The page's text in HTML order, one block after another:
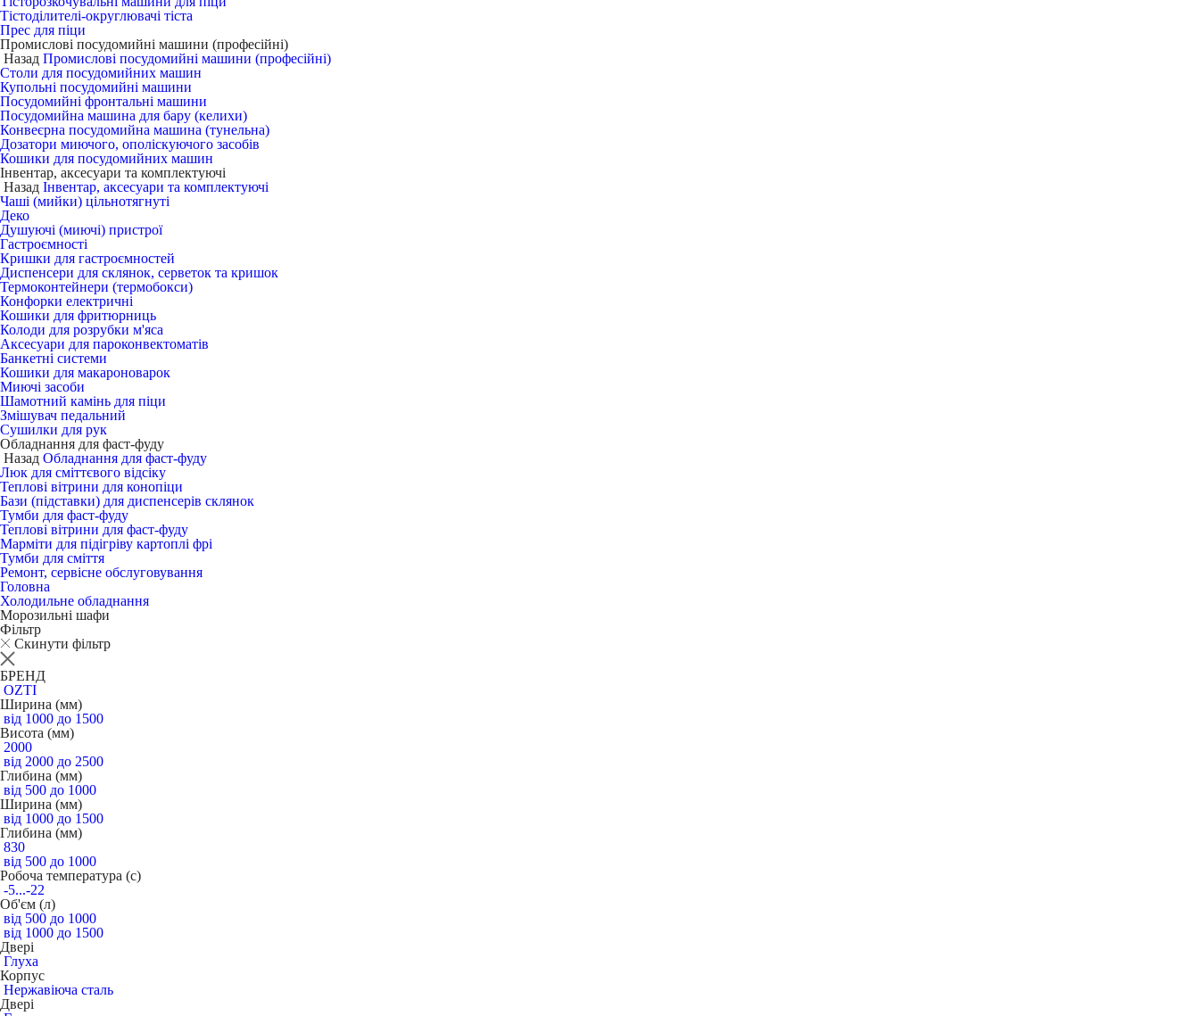
Тістоділителі-округлювачі тіста
Прес для піци
Промислові посудомийні машини (професійні)
Назад Промислові посудомийні машини (професійні)
Столи для посудомийних машин
Купольні посудомийні машини
Посудомийні фронтальні машини
Посудомийна машина для бару (келихи)
Конвеєрна посудомийна машина (тунельна)
Дозатори миючого, ополіскуючого засобів
Кошики для посудомийних машин
Інвентар, аксесуари та комплектуючі
Назад Інвентар, аксесуари та комплектуючі
Чаші (мийки) цільнотягнуті
Деко
Душуючі (миючі) пристрої
Гастроємності
Кришки для гастроємностей
Диспенсери для склянок, серветок та кришок
Термоконтейнери (термобокси)
Конфорки електричні
Кошики для фритюрниць
Колоди для розрубки м'яса
Аксесуари для пароконвектоматів
Банкетні системи
Кошики для макароноварок
Миючі засоби
Шамотний камінь для піци
Змішувач педальний
Сушилки для рук
Обладнання для фаст-фуду
Назад Обладнання для фаст-фуду
Люк для сміттєвого відсіку
Теплові вітрини для конопіци
Бази (підставки) для диспенсерів склянок
Тумби для фаст-фуду
Теплові вітрини для фаст-фуду
Марміти для підігріву картоплі фрі
Тумби для сміття
Ремонт, сервісне обслуговування
Головна
Холодильне обладнання
Морозильні шафи
Фільтр
Скинути фільтр
БРЕНД
OZTI
Ширина (мм)
від 1000 до 1500
Висота (мм)
2000
від 2000 до 2500
Глибина (мм)
від 500 до 1000
Ширина (мм)
від 1000 до 1500
Глибина (мм)
830
від 500 до 1000
Робоча температура (c)
-5...-22
Об'єм (л)
від 500 до 1000
від 1000 до 1500
Двері
Глуха
Корпус
Нержавіюча сталь
Двері